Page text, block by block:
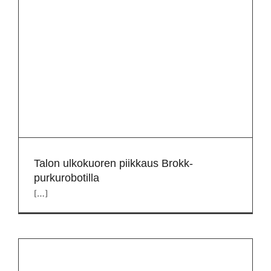
Talon ulkokuoren piikkaus Brokk-
purkurobotilla
[…]